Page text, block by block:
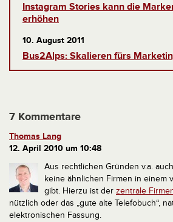
Instagram Stories kann die
erhöhen
10. August 2011
Bus2Alps: Skalieren fürs
7 Kommentare
Thomas Lang
12. April 2010 um 10:48
Aus rechtlichen Gründen v.a.
keine ähnlichen Firmen in einem
gibt. Hierzu ist der zentrale
nützlich oder das „gute alte Telefobuch“,
elektronischen Fassung.